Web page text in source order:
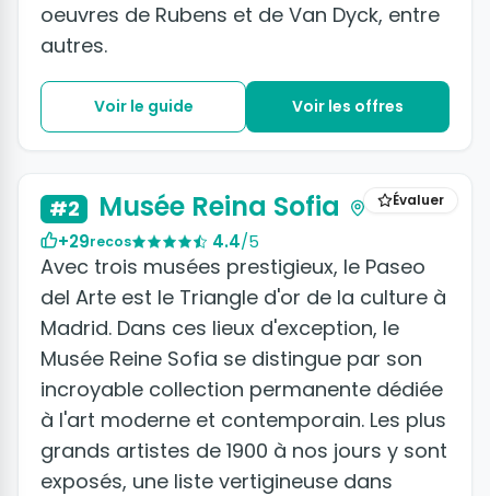
oeuvres de Rubens et de Van Dyck, entre
autres.
Voir le guide Voir les offres
Évaluer
#2 Musée Reina Sofia
+29recos 4.4/5
Avec trois musées prestigieux, le Paseo
del Arte est le Triangle d'or de la culture à
Madrid. Dans ces lieux d'exception, le
Musée Reine Sofia se distingue par son
incroyable collection permanente dédiée
à l'art moderne et contemporain. Les plus
grands artistes de 1900 à nos jours y sont
exposés, une liste vertigineuse dans